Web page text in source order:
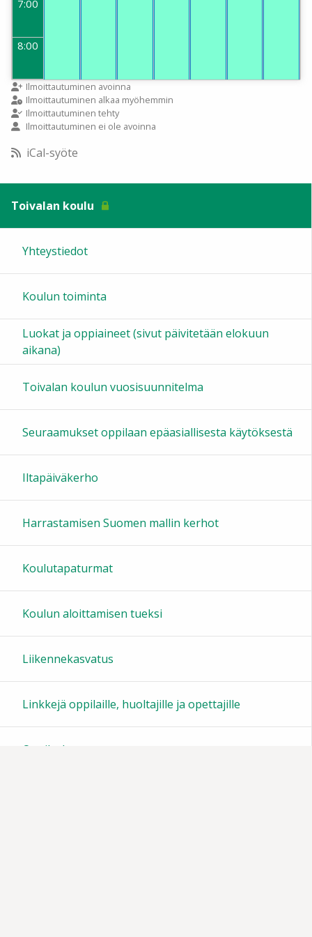
7:00
8:00
9:00
10:00
12:00
13:00
14:00
15:00
16:00
20:00
21:00
Ilmoittautuminen avoinna
Ilmoittautuminen alkaa myöhemmin
Ilmoittautuminen tehty
Ilmoittautuminen ei ole avoinna
iCal-syöte
Toivalan koulu
Yhteystiedot
Koulun toiminta
Luokat ja oppiaineet (sivut päivitetään elokuun
aikana)
Toivalan koulun vuosisuunnitelma
Seuraamukset oppilaan epäasiallisesta käytöksestä
Iltapäiväkerho
Harrastamisen Suomen mallin kerhot
Koulutapaturmat
Koulun aloittamisen tueksi
Liikennekasvatus
Linkkejä oppilaille, huoltajille ja opettajille
Oppilaskunta